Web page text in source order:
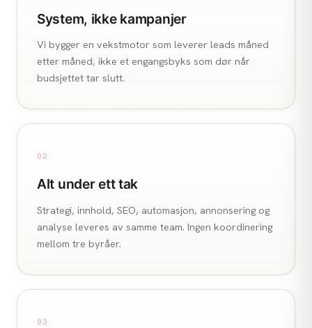
System, ikke kampanjer
Vi bygger en vekstmotor som leverer leads måned
etter måned, ikke et engangsbyks som dør når
budsjettet tar slutt.
02
Alt under ett tak
Strategi, innhold, SEO, automasjon, annonsering og
analyse leveres av samme team. Ingen koordinering
mellom tre byråer.
03